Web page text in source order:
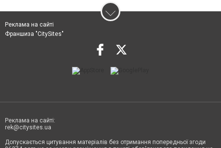
Реклама на сайті
Франшиза "CitySites"
Реклама на сайті:
rek@citysites.ua
Допускається цитування матеріалів без отримання попередньої згоди